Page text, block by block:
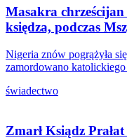
Masakra
księdza, podczas
Nigeria znów pogrążyła
zamordowano
świadectwo
Zmarł Ksiądz